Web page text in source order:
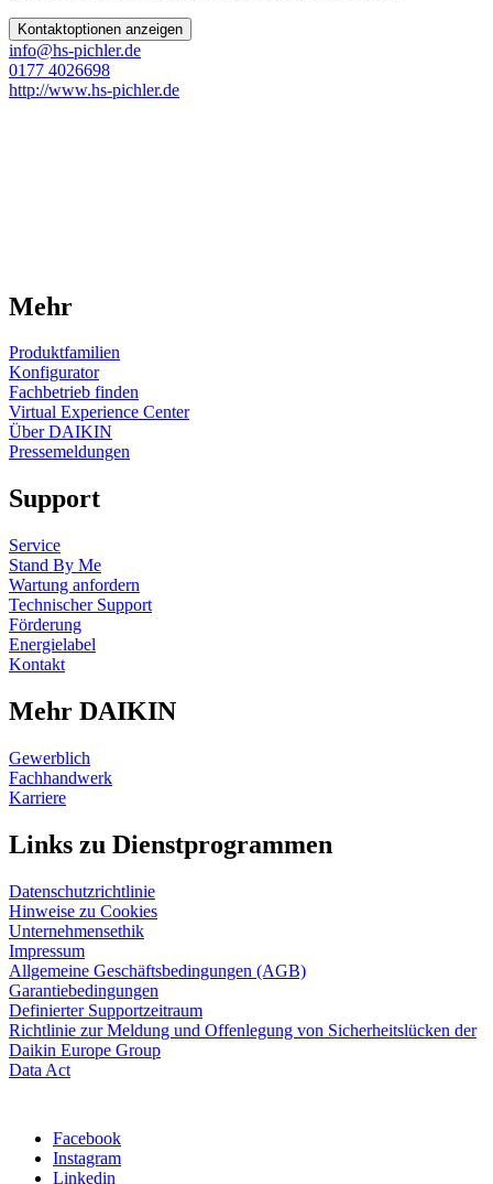
Kontaktoptionen anzeigen
info@hs-pichler.de
0177 4026698
http://www.hs-pichler.de
Mehr
Produktfamilien
Konfigurator
Fachbetrieb finden
Virtual Experience Center
Über DAIKIN
Pressemeldungen
Support
Service
Stand By Me
Wartung anfordern
Technischer Support
Förderung
Energielabel
Kontakt
Mehr DAIKIN
Gewerblich
Fachhandwerk
Karriere
Links zu Dienstprogrammen
Datenschutzrichtlinie
Hinweise zu Cookies
Unternehmensethik
Impressum
Allgemeine Geschäftsbedingungen (AGB)
Garantiebedingungen
Definierter Supportzeitraum
Richtlinie zur Meldung und Offenlegung von Sicherheitslücken der
Daikin Europe Group
Data Act
Facebook
Instagram
Linkedin